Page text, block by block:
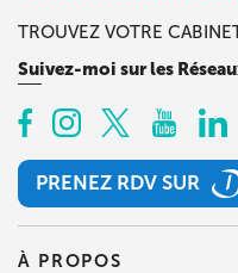
TROUVEZ VOTRE
Suivez-moi sur les
PRENEZ RDV SUR
PRENEZ RDV SUR
À PROPOS